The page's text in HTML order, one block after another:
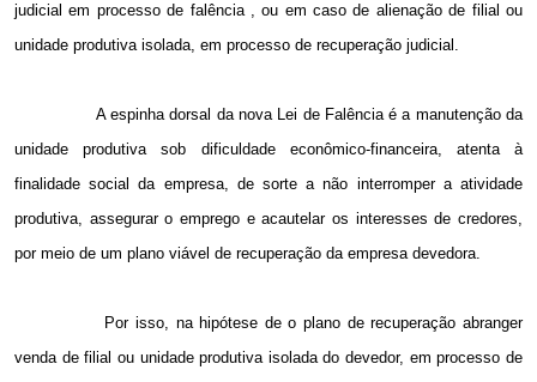
judicial em processo de falência , ou em caso de alienação de filial ou
unidade produtiva isolada, em processo de recuperação judicial.
A espinha dorsal da nova Lei de Falência é a manutenção da
unidade produtiva sob dificuldade econômico-financeira, atenta à
finalidade social da empresa, de sorte a não interromper a atividade
produtiva, assegurar o emprego e acautelar os interesses de credores,
por meio de um plano viável de recuperação da empresa devedora.
Por isso, na hipótese de o plano de recuperação abranger
venda de filial ou unidade produtiva isolada do devedor, em processo de